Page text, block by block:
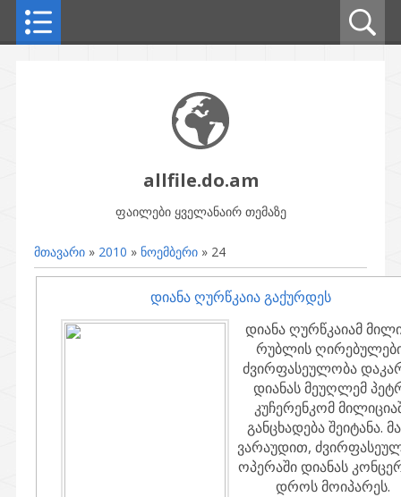
allfile.do.am
ფაილები ყველანაირ თემაზე
მთავარი » 2010 » ნოემბერი » 24
დიანა ღურწკაია გაქურდეს
დიანა ღურწკაიამ
რუბლის
ძვირფასეულობა
დიანას მეუღლემ
კუჩერენკომ
განცხადება შეიტანა.
ვარაუდით,
ოპერაში დიანას
დროს მოიპარეს.